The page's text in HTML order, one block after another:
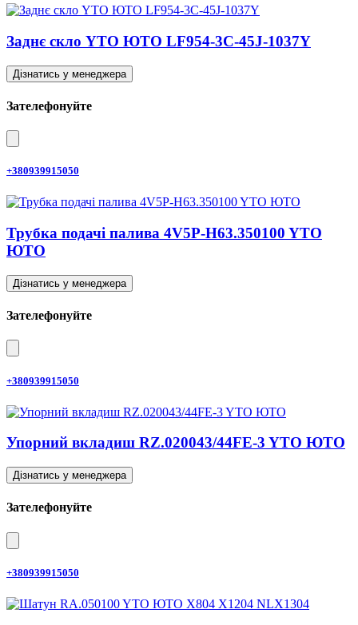
Заднє скло YTO ЮТО LF954-3C-45J-1037Y
Дізнатись у менеджера
Зателефонуйте
+380939915050
Трубка подачі палива 4V5P-H63.350100 YTO
ЮТО
Дізнатись у менеджера
Зателефонуйте
+380939915050
Упорний вкладиш RZ.020043/44FE-3 YTO ЮТО
Дізнатись у менеджера
Зателефонуйте
+380939915050